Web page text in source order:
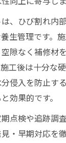
、ひび割れ内
生管理です。
隙なく補修材
工後は十分な
侵入を防止す
効果的です。
点検や追跡調
・早期対応を